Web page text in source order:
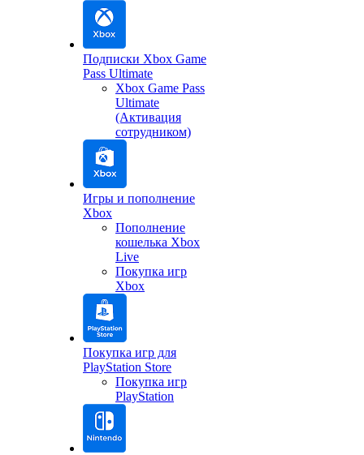
Подписки Xbox Game
Pass Ultimate
Xbox Game Pass
Ultimate
(Активация
сотрудником)
Игры и пополнение
Xbox
Пополнение
кошелька Xbox
Live
Покупка игр
Xbox
Покупка игр для
PlayStation Store
Покупка игр
PlayStation